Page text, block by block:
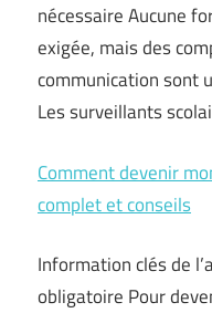
nécessaire Aucune
exigée, mais des
communication sont
Les surveillants
Comment devenir
complet et conseils
Information clés de
obligatoire Pour